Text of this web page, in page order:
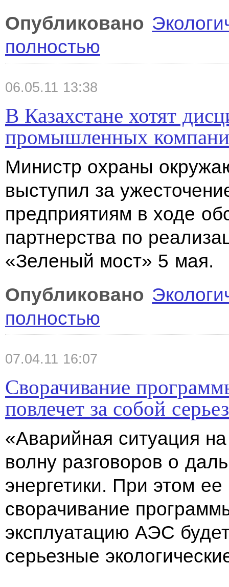
Опубликовано
полностью
06.05.11 13:38
В Казахстане хотят
промышленных
Министр охраны
выступил за
предприятиям в ходе
партнерства по
«Зеленый мост» 5 мая.
Опубликовано
полностью
07.04.11 16:07
Сворачивание
повлечет за собой
«Аварийная ситуация
волну разговоров о
энергетики. При этом
сворачивание
эксплуатацию АЭС
серьезные